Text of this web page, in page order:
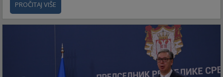
PROČITAJ VIŠE